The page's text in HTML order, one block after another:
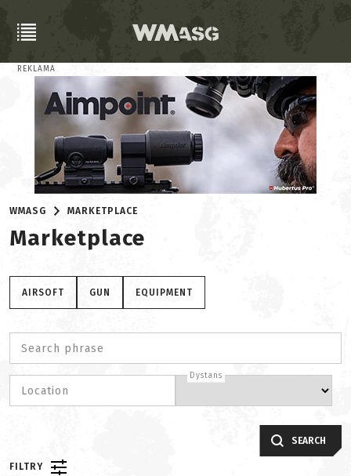
REKLAMA
WMASG MARKETPLACE
Marketplace
AIRSOFT GUN EQUIPMENT
Search phrase
Location
Dystans
SEARCH
FILTRY